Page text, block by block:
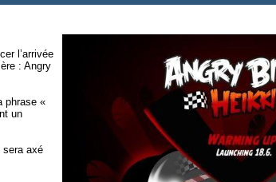
l’arrivée
: Angry
phrase «
un
sera axé